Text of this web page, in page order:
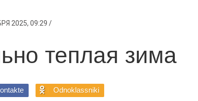
2025, 09:29
теплая зима
Odnoklassniki